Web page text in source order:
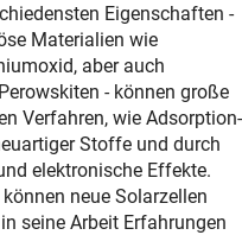
Eigenschaften -
Materialien wie
aber auch
- können große
Verfahren, wie Adsorption-
Stoffe und durch
elektronische Effekte.
neue Solarzellen
seine Arbeit Erfahrungen